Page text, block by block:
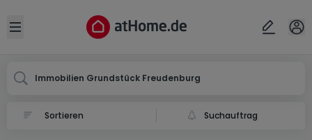
Open sidebar
Immobilien Grundstück Freudenburg
Suchauftrag
Ort
Abbrechen ok